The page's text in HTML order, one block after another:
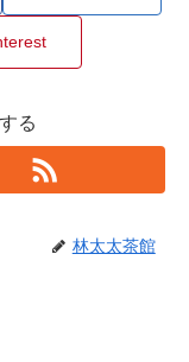
る
林太太茶館